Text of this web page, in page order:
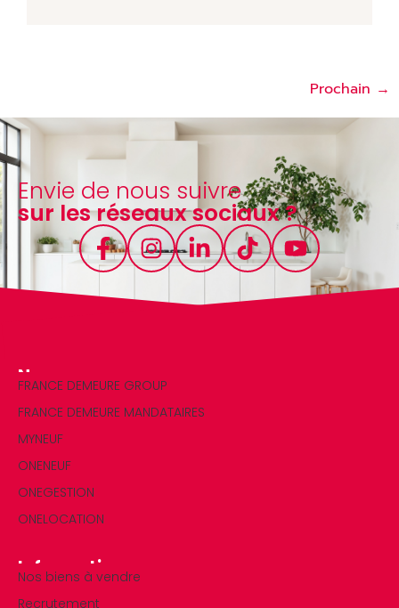
Prochain →
Envie de nous suivre
sur les réseaux sociaux ?
Nos marques
FRANCE DEMEURE GROUP
FRANCE DEMEURE MANDATAIRES
MYNEUF
ONENEUF
ONEGESTION
ONELOCATION
Informations
Nos biens à vendre
Recrutement